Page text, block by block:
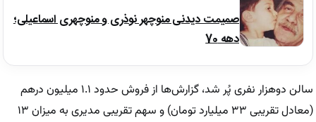
صمیمت دیدنی منوچهر نوذری و منوچهری اسماعیلی؛
دهه 70
سالن دوهزار نفری پُر شد، گزارش‌ها از فروش حدود ۱.۱ میلیون درهم
(معادل تقریبی ۳۳ میلیارد تومان) و سهم تقریبی مدیری به میزان ۱۳